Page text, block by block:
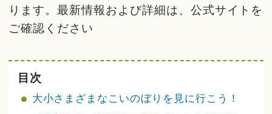
ります。最新情報および詳細は、公式サイトを
ご確認ください
目次
大小さまざまなこいのぼりを見に行こう！